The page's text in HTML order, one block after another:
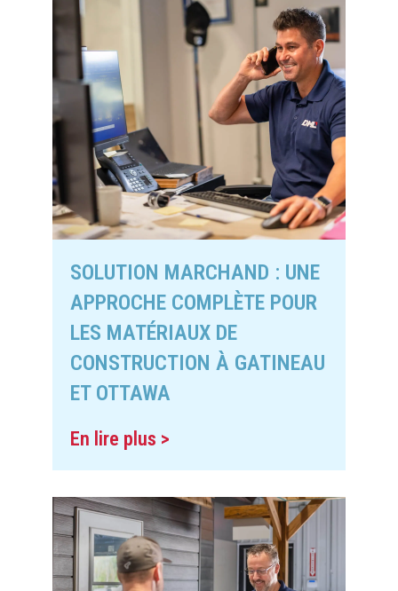
SOLUTION MARCHAND : UNE
APPROCHE COMPLÈTE POUR
LES MATÉRIAUX DE
CONSTRUCTION À GATINEAU
ET OTTAWA
En lire plus >